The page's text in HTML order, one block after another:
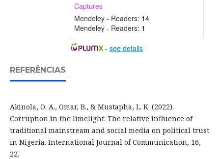
Captures
Mendeley - Readers: 14
Mendeley - Readers: 1
- see details
REFERÊNCIAS
Akinola, O. A., Omar, B., & Mustapha, L. K. (2022).
Corruption in the limelight: The relative influence of
traditional mainstream and social media on political trust
in Nigeria. International Journal of Communication, 16,
22.